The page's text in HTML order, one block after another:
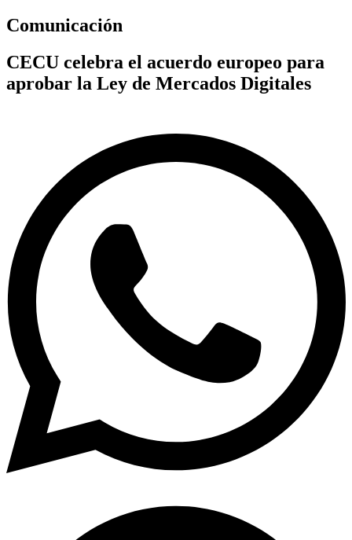
Comunicación
CECU celebra el acuerdo europeo para
aprobar la Ley de Mercados Digitales